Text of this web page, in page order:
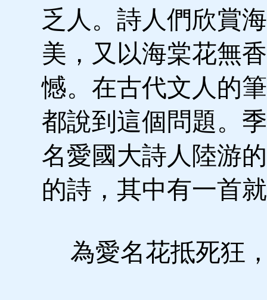
乏人。詩人們欣賞
美，又以海棠花無
憾。在古代文人的
都說到這個問題。
名愛國大詩人陸游
的詩，其中有一首
為愛名花抵死狂